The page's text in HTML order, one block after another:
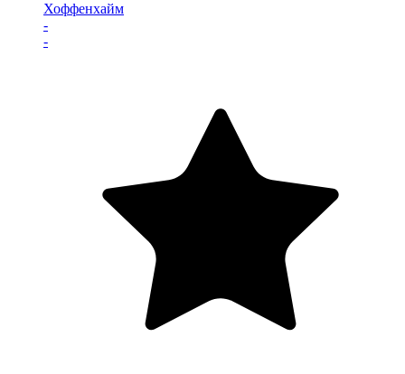
Хоффенхайм
-
-